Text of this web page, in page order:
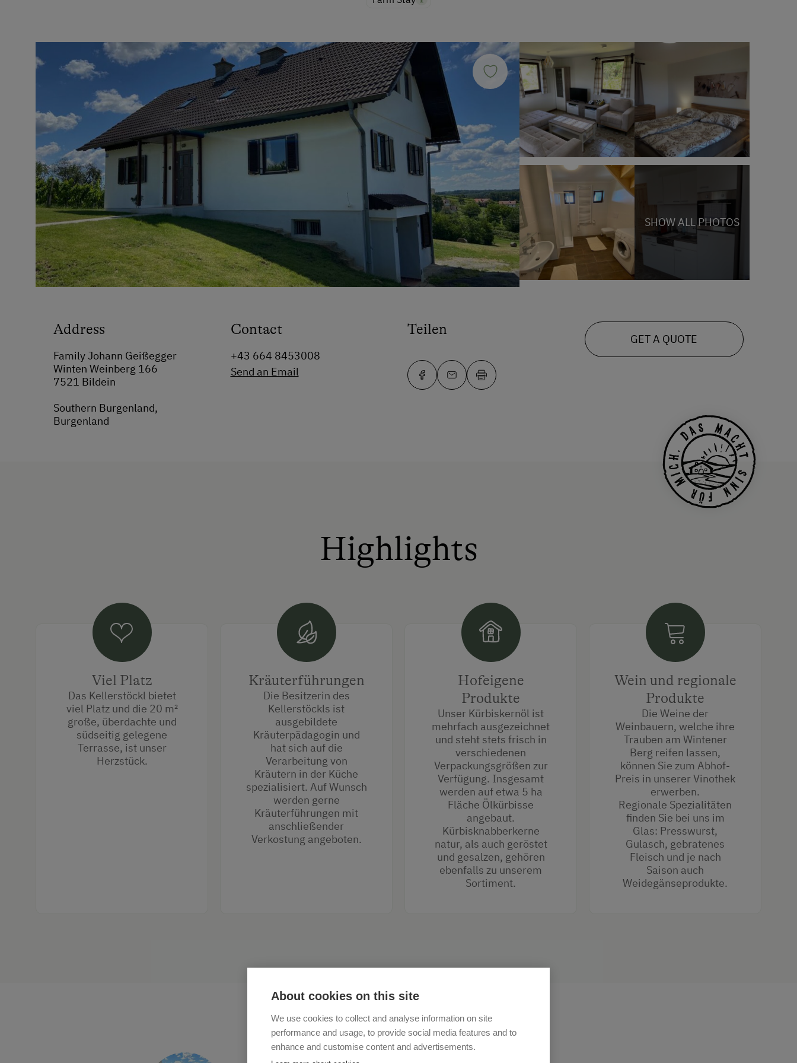
SHOW ALL PHOTOS
Address
Family Johann Geißegger
Winten Weinberg 166
7521 Bildein
Southern Burgenland,
Burgenland
Contact
+43 664 8453008
Send an Email
Teilen
GET A QUOTE
Highlights
Viel Platz
Das Kellerstöckl bietet
viel Platz und die 20 m²
große, überdachte und
südseitig gelegene
Terrasse, ist unser
Herzstück.
Kräuterführungen
Die Besitzerin des
Kellerstöckls ist
ausgebildete
Kräuterpädagogin und
hat sich auf die
Verarbeitung von
Kräutern in der Küche
spezialisiert. Auf Wunsch
werden gerne
Kräuterführungen mit
anschließender
Verkostung angeboten.
Hofeigene
Produkte
Unser Kürbiskernöl ist
mehrfach ausgezeichnet
und steht stets frisch in
verschiedenen
Verpackungsgrößen zur
Verfügung. Insgesamt
werden auf etwa 5 ha
Fläche Ölkürbisse
angebaut.
Kürbisknabberkerne
natur, als auch geröstet
und gesalzen, gehören
ebenfalls zu unserem
Sortiment.
Wein und regionale
Produkte
Die Weine der
Weinbauern, welche ihre
Trauben am Wintener
Berg reifen lassen,
können Sie zum Abhof-
Preis in unserer Vinothek
erwerben.
Regionale Spezialitäten
finden Sie bei uns im
Glas: Presswurst,
Gulasch, gebratenes
Fleisch und je nach
Saison auch
Weidegänseprodukte.
About cookies on this site
We use cookies to collect and analyse information on site
performance and usage, to provide social media features and to
enhance and customise content and advertisements.